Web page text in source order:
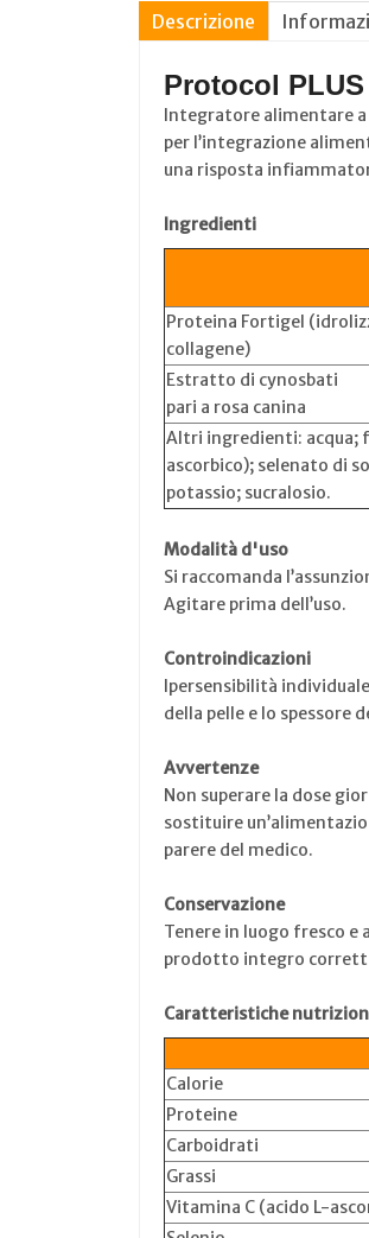
Descrizione
Protocol PLUS
Integratore alimentare a
per l’integrazione
una risposta
Ingredienti
Proteina Fortigel
collagene)
Estratto di cynosbati
pari a rosa canina
Altri ingredienti: acqua;
ascorbico); selenato di
potassio; sucralosio.
Modalità d'uso
Si raccomanda
Agitare prima dell’uso.
Controindicazioni
Ipersensibilità
della pelle e lo spessore
Avvertenze
Non superare la dose
sostituire
parere del medico.
Conservazione
Tenere in luogo fresco e
prodotto integro
Caratteristiche
Calorie
Proteine
Carboidrati
Grassi
Vitamina C (acido L-